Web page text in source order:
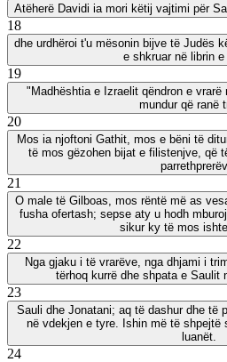
Atëherë Davidi ia mori këtij vajtimi për
18
dhe urdhëroi t'u mësonin bijve të Judës
e shkruar në librin e
19
"Madhështia e Izraelit qëndron e
mundur që ranë
20
Mos ia njoftoni Gathit, mos e bëni të
të mos gëzohen bijat e filistenjve, që
21
O male të Gilboas, mos rëntë më as
fusha ofertash; sepse aty u hodh
sikur ky të mos
22
Nga gjaku i të vrarëve, nga dhjami i
tërhoq kurrë dhe shpata e Saulit
23
Sauli dhe Jonatani; aq të dashur dhe të
në vdekjen e tyre. Ishin më të shpejtë
luanët.
24